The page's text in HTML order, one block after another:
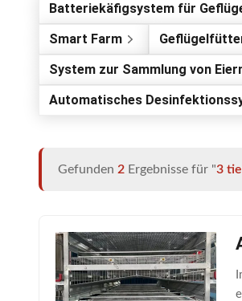
Batteriekäfigsystem für
Smart Farm
System zur Sammlung von
Automatisches
Gefunden 2 Ergebnisse für "3